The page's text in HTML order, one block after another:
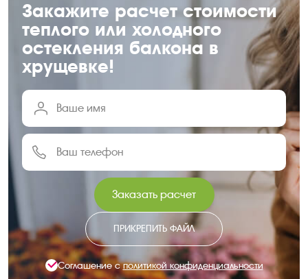
Закажите расчет стоимости
теплого или холодного
остекления балкона в
хрущевке!
Заказать расчет
ПРИКРЕПИТЬ ФАЙЛ
Соглашение сполитикой конфиденциальности